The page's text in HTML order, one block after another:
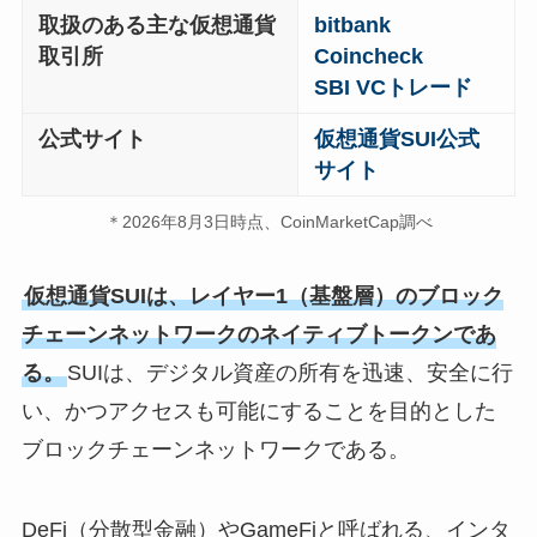
取扱のある主な仮想通貨
取引所
bitbank
Coincheck
SBI VCトレード
公式サイト
仮想通貨SUI公式
サイト
＊2026年8月3日時点、CoinMarketCap調べ
仮想通貨SUIは、レイヤー1（基盤層）のブロック
チェーンネットワークのネイティブトークンであ
る。SUIは、デジタル資産の所有を迅速、安全に行
い、かつアクセスも可能にすることを目的とした
ブロックチェーンネットワークである。
DeFi（分散型金融）やGameFiと呼ばれる、インタ